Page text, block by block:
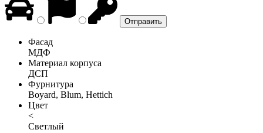
Фасад
МДФ
Материал корпуса
ДСП
Фурнитура
Boyard, Blum, Hettich
Цвет
<
Светлый